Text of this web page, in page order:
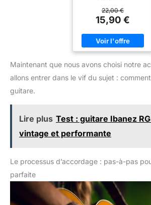
22,00 €
15,90 €
Maintenant que nous avons choisi notre
allons entrer dans le vif du sujet :
guitare.
Lire plus Test : guitare Ibanez
vintage et performante
Le processus d’accordage : pas-à-pas
parfaite